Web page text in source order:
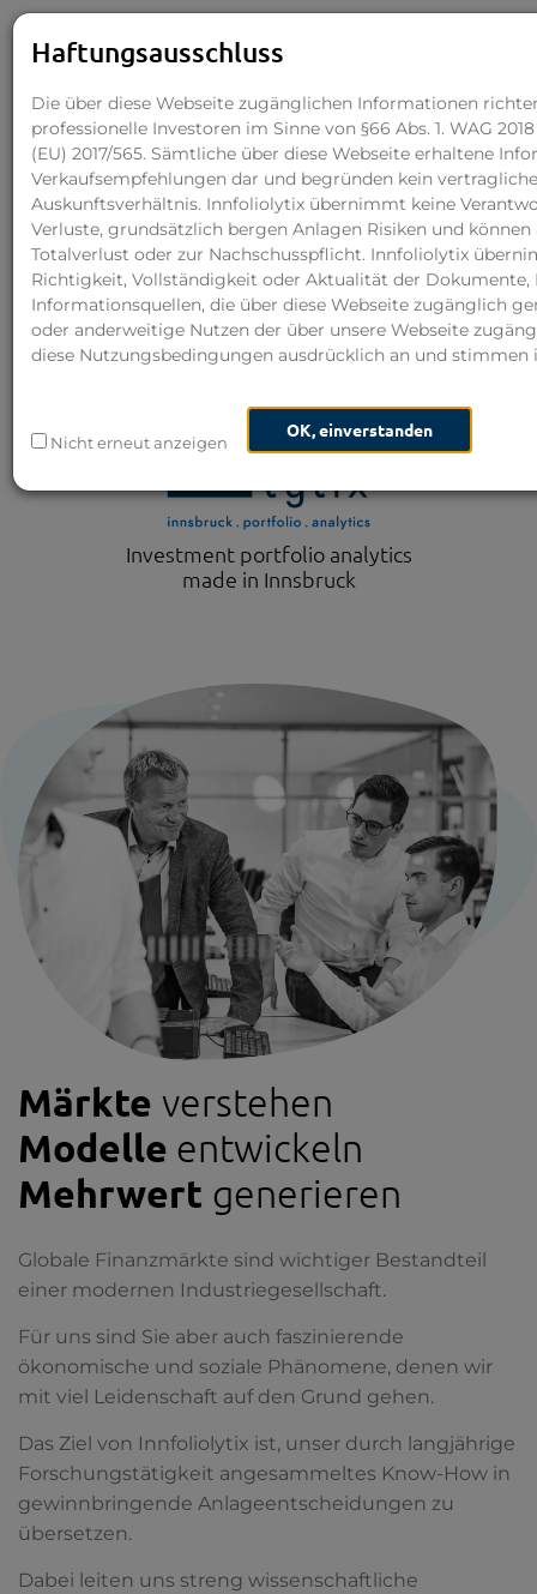
Direkt
zum
Inhalt
Haftungsausschluss
Die über diese Webseite zugänglichen Informationen
professionelle Investoren im Sinne von §66 Abs. 1. WAG
(EU) 2017/565. Sämtliche über diese Webseite erhaltene
Verkaufsempfehlungen dar und begründen kein
Auskunftsverhältnis. Innfoliolytix übernimmt keine
Verluste, grundsätzlich bergen Anlagen Risiken und
Totalverlust oder zur Nachschusspflicht. Innfoliolytix
Richtigkeit, Vollständigkeit oder Aktualität der Dokumente,
Informationsquellen, die über diese Webseite zugänglich
oder anderweitige Nutzen der über unsere Webseite
diese Nutzungsbedingungen ausdrücklich an und stimmen
Nicht erneut anzeigen
OK, einverstanden
innfoliolytix
Märkteverstehen
Modelleentwickeln
Mehrwertgenerieren
Investment portfolio analytics
made in Innsbruck
Märkte verstehen
Modelle entwickeln
Mehrwert generieren
Globale Finanzmärkte sind wichtiger Bestandteil
einer modernen Industriegesellschaft.
Für uns sind Sie aber auch faszinierende
ökonomische und soziale Phänomene, denen wir
mit viel Leidenschaft auf den Grund gehen.
Das Ziel von Innfoliolytix ist, unser durch langjährige
Forschungstätigkeit angesammeltes Know-How in
gewinnbringende Anlageentscheidungen zu
übersetzen.
Dabei leiten uns streng wissenschaftliche